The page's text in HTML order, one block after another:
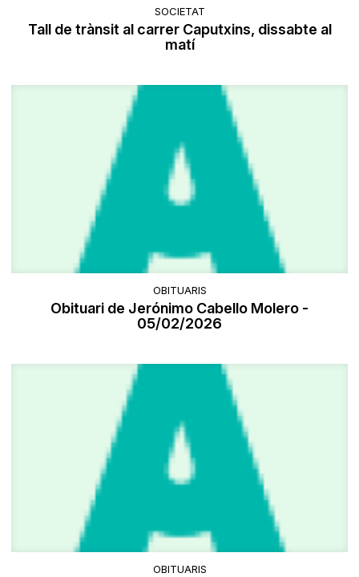
SOCIETAT
Tall de trànsit al carrer Caputxins, dissabte al
matí
OBITUARIS
Obituari de Jerónimo Cabello Molero -
05/02/2026
OBITUARIS